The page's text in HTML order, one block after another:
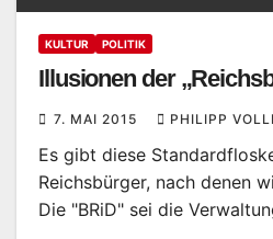
KULTUR POLITIK
Illusionen der
7. MAI 2015 PHILIPP
Es gibt diese
Reichsbürger, nach denen
Die "BRiD" sei die